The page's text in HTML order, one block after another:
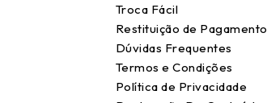
Troca Fácil
Restituição de Pagamento
Dúvidas Frequentes
Termos e Condições
Política de Privacidade